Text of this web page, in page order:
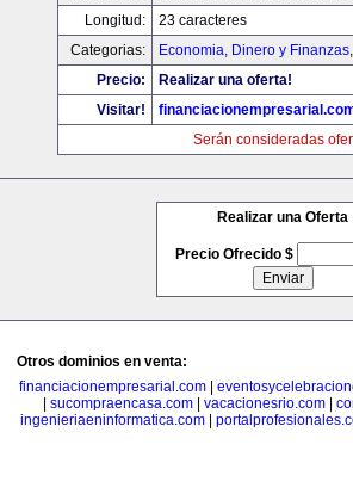
Longitud:
23 caracteres
Categorias:
Economia, Dinero y Finanzas
Precio:
Realizar una oferta!
Visitar!
Serán consideradas
Realizar una Oferta
Precio Ofrecido $
Otros dominios en venta:
financiacionempresarial.com
sucompraencasa.com| vacacionesrio.com|
ingenieriaeninformatica.com|